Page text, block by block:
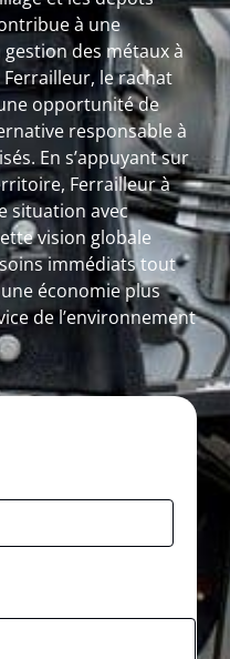
à une
des métaux à
Ferrailleur, le rachat
opportunité de
responsable à
En s’appuyant sur
Ferrailleur à
situation avec
vision globale
immédiats tout
économie plus
de l’environnement
P
o
o
t